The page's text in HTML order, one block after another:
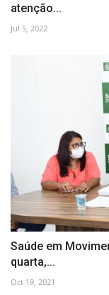
atenção...
Jul 5, 2022
Saúde em
quarta,...
Oct 19, 2021